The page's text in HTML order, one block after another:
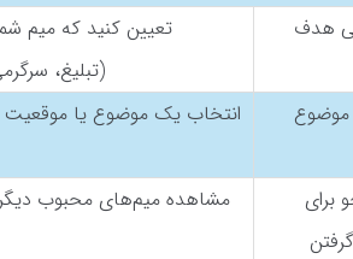
هدف
تعیین کنید که میم
(تبلیغ،
موضوع
انتخاب یک موضوع یا موقعیت
برای
مشاهده میم‌های محبوب دیگر و